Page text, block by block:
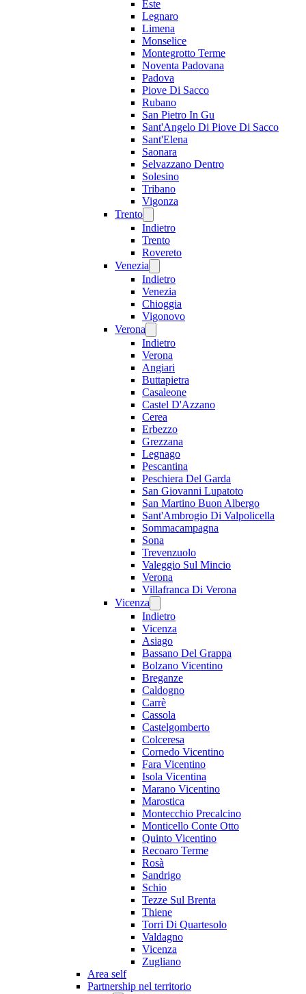
Este
Legnaro
Limena
Monselice
Montegrotto Terme
Noventa Padovana
Padova
Piove Di Sacco
Rubano
San Pietro In Gu
Sant'Angelo Di Piove Di Sacco
Sant'Elena
Saonara
Selvazzano Dentro
Solesino
Tribano
Vigonza
Trento
Indietro
Trento
Rovereto
Venezia
Indietro
Venezia
Chioggia
Vigonovo
Verona
Indietro
Verona
Angiari
Buttapietra
Casaleone
Castel D'Azzano
Cerea
Erbezzo
Grezzana
Legnago
Pescantina
Peschiera Del Garda
San Giovanni Lupatoto
San Martino Buon Albergo
Sant'Ambrogio Di Valpolicella
Sommacampagna
Sona
Trevenzuolo
Valeggio Sul Mincio
Verona
Villafranca Di Verona
Vicenza
Indietro
Vicenza
Asiago
Bassano Del Grappa
Bolzano Vicentino
Breganze
Caldogno
Carrè
Cassola
Castelgomberto
Colceresa
Cornedo Vicentino
Fara Vicentino
Isola Vicentina
Marano Vicentino
Marostica
Montecchio Precalcino
Monticello Conte Otto
Quinto Vicentino
Recoaro Terme
Rosà
Sandrigo
Schio
Tezze Sul Brenta
Thiene
Torri Di Quartesolo
Valdagno
Vicenza
Zugliano
Area self
Partnership nel territorio